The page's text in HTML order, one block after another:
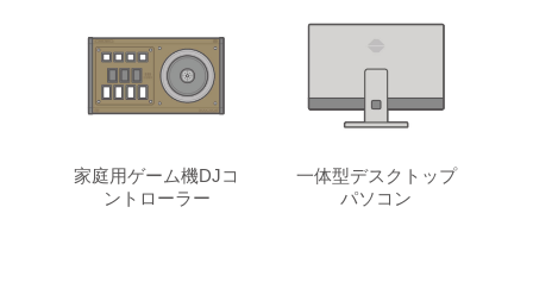
家庭用ゲーム機DJコ
ントローラー
一体型デスクトップ
パソコン